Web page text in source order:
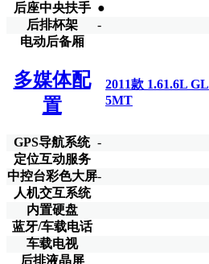
后座中央扶手 ●
后排杯架
-
电动后备厢
多媒体配
置
2011款 1.61.6L GL
5MT
GPS导航系统 -
定位互动服务
中控台彩色大屏-
人机交互系统
内置硬盘
蓝牙/车载电话
车载电视
后排液晶屏